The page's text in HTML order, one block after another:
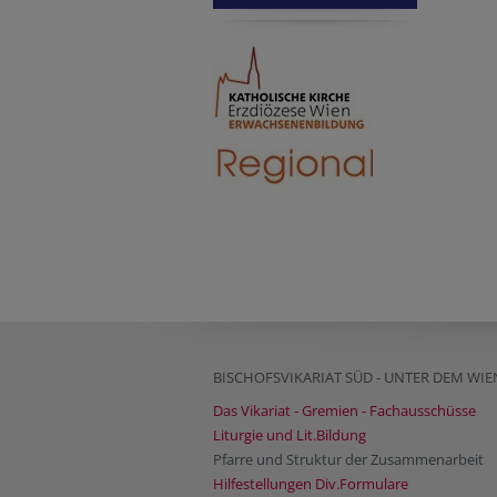
BISCHOFSVIKARIAT SÜD - UNTER DEM
Das Vikariat - Gremien - Fachausschüsse
Liturgie und Lit.Bildung
Pfarre und Struktur der Zusammenarbeit
Hilfestellungen Div.Formulare